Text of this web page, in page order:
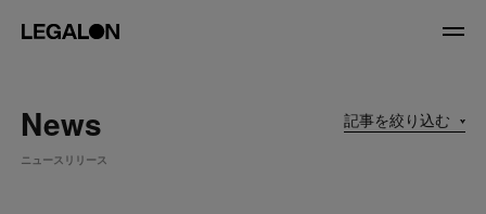
About
News
ニュースリリース
記事を絞り込む